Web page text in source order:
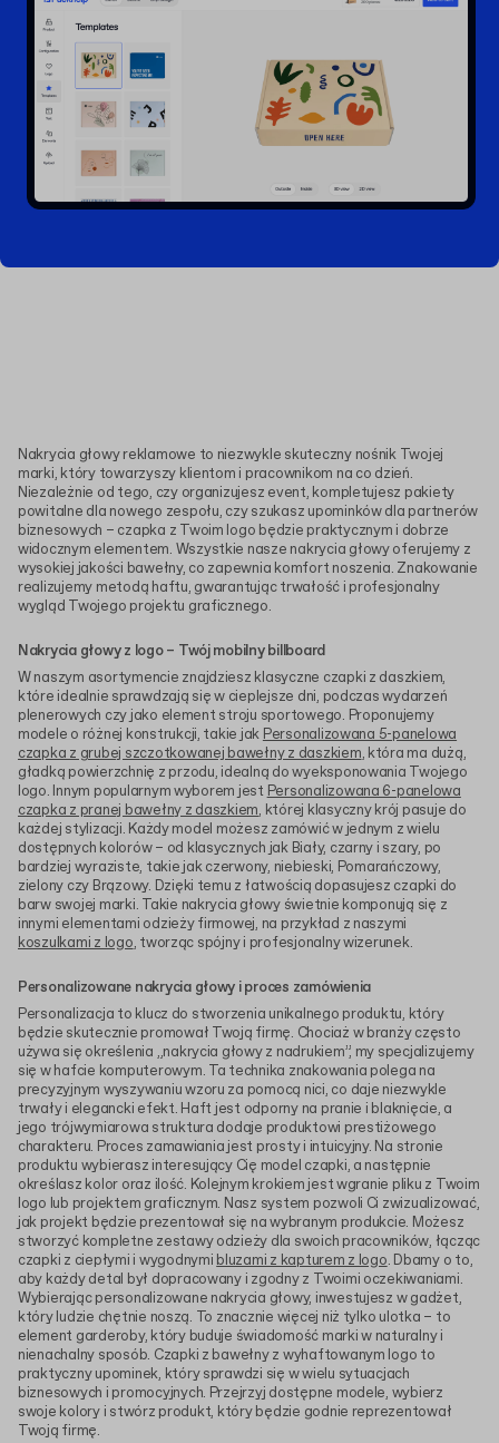
Nakrycia głowy reklamowe to niezwykle skuteczny nośnik Twojej
marki, który towarzyszy klientom i pracownikom na co dzień.
Niezależnie od tego, czy organizujesz event, kompletujesz pakiety
powitalne dla nowego zespołu, czy szukasz upominków dla partnerów
biznesowych – czapka z Twoim logo będzie praktycznym i dobrze
widocznym elementem. Wszystkie nasze nakrycia głowy oferujemy z
wysokiej jakości bawełny, co zapewnia komfort noszenia. Znakowanie
realizujemy metodą haftu, gwarantując trwałość i profesjonalny
wygląd Twojego projektu graficznego.
Nakrycia głowy z logo – Twój mobilny billboard
W naszym asortymencie znajdziesz klasyczne czapki z daszkiem,
które idealnie sprawdzają się w cieplejsze dni, podczas wydarzeń
plenerowych czy jako element stroju sportowego. Proponujemy
modele o różnej konstrukcji, takie jak Personalizowana 5-panelowa
czapka z grubej szczotkowanej bawełny z daszkiem, która ma dużą,
gładką powierzchnię z przodu, idealną do wyeksponowania Twojego
logo. Innym popularnym wyborem jest Personalizowana 6-panelowa
czapka z pranej bawełny z daszkiem, której klasyczny krój pasuje do
każdej stylizacji. Każdy model możesz zamówić w jednym z wielu
dostępnych kolorów – od klasycznych jak Biały, czarny i szary, po
bardziej wyraziste, takie jak czerwony, niebieski, Pomarańczowy,
zielony czy Brązowy. Dzięki temu z łatwością dopasujesz czapki do
barw swojej marki. Takie nakrycia głowy świetnie komponują się z
innymi elementami odzieży firmowej, na przykład z naszymi
koszulkami z logo, tworząc spójny i profesjonalny wizerunek.
Personalizowane nakrycia głowy i proces zamówienia
Personalizacja to klucz do stworzenia unikalnego produktu, który
będzie skutecznie promował Twoją firmę. Chociaż w branży często
używa się określenia „nakrycia głowy z nadrukiem”, my specjalizujemy
się w hafcie komputerowym. Ta technika znakowania polega na
precyzyjnym wyszywaniu wzoru za pomocą nici, co daje niezwykle
trwały i elegancki efekt. Haft jest odporny na pranie i blaknięcie, a
jego trójwymiarowa struktura dodaje produktowi prestiżowego
charakteru. Proces zamawiania jest prosty i intuicyjny. Na stronie
produktu wybierasz interesujący Cię model czapki, a następnie
określasz kolor oraz ilość. Kolejnym krokiem jest wgranie pliku z Twoim
logo lub projektem graficznym. Nasz system pozwoli Ci zwizualizować,
jak projekt będzie prezentował się na wybranym produkcie. Możesz
stworzyć kompletne zestawy odzieży dla swoich pracowników, łącząc
czapki z ciepłymi i wygodnymi bluzami z kapturem z logo. Dbamy o to,
aby każdy detal był dopracowany i zgodny z Twoimi oczekiwaniami.
Wybierając personalizowane nakrycia głowy, inwestujesz w gadżet,
który ludzie chętnie noszą. To znacznie więcej niż tylko ulotka – to
element garderoby, który buduje świadomość marki w naturalny i
nienachalny sposób. Czapki z bawełny z wyhaftowanym logo to
praktyczny upominek, który sprawdzi się w wielu sytuacjach
biznesowych i promocyjnych. Przejrzyj dostępne modele, wybierz
swoje kolory i stwórz produkt, który będzie godnie reprezentował
Twoją firmę.